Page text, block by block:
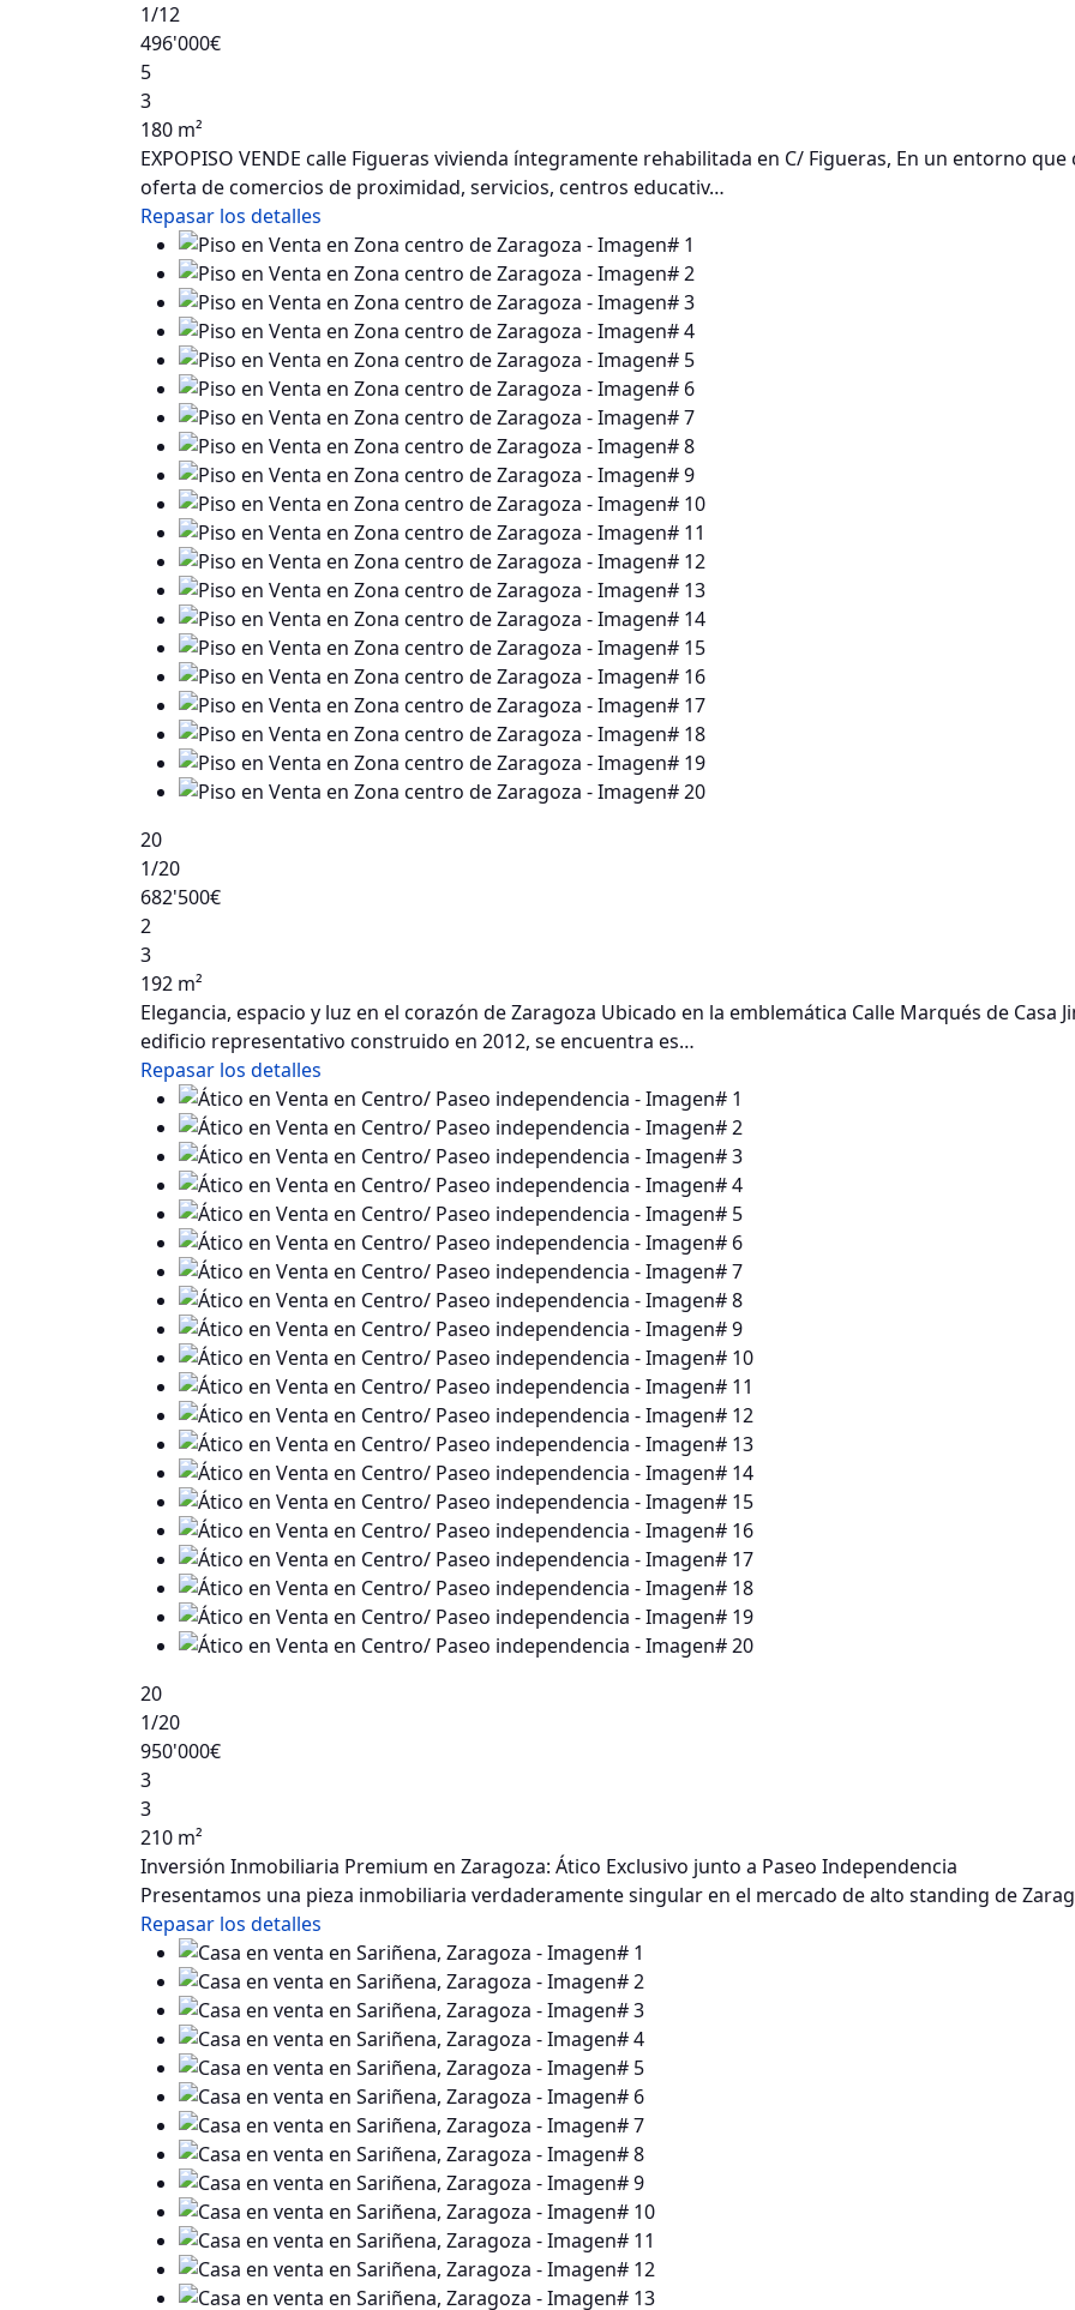
1/12
496'000€
5
3
180 m²
EXPOPISO VENDE calle Figueras vivienda íntegramente rehabilitada en C/ Figueras, En un entorno
oferta de comercios de proximidad, servicios, centros educativ…
Repasar los detalles
20
1/20
682'500€
2
3
192 m²
Elegancia, espacio y luz en el corazón de Zaragoza Ubicado en la emblemática Calle Marqués de Casa
edificio representativo construido en 2012, se encuentra es…
Repasar los detalles
20
1/20
950'000€
3
3
210 m²
Inversión Inmobiliaria Premium en Zaragoza: Ático Exclusivo junto a Paseo Independencia
Presentamos una pieza inmobiliaria verdaderamente singular en el mercado de alto standing de
Repasar los detalles